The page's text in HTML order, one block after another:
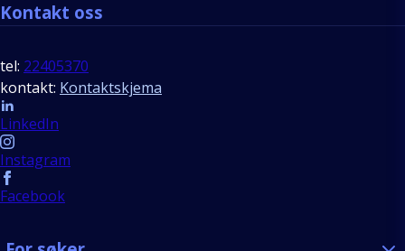
Kontakt oss
tel: 22405370
kontakt: Kontaktskjema
Follow us
LinkedIn
Instagram
Facebook